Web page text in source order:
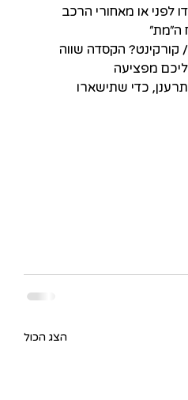
לפני או מאחורי הרכב
ה״מת״
/ קורקינט? הקסדה שווה
מפציעה
כדי שתישארו
הצג הכול